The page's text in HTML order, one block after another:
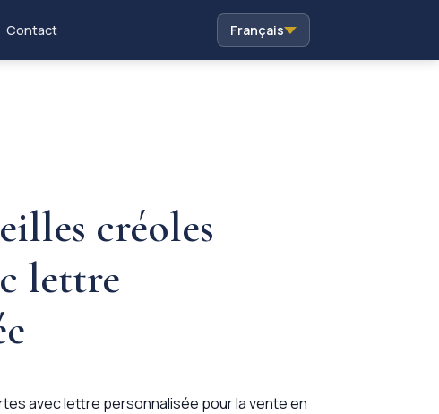
Contact Français
créoles
lettre
avec lettre personnalisée pour la vente en